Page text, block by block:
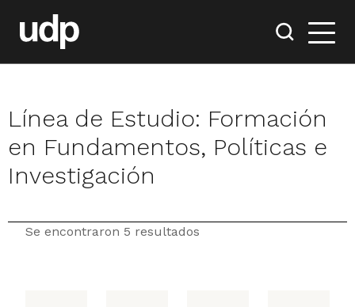
Línea de Estudio: Formación
en Fundamentos, Políticas e
Investigación
Se encontraron 5 resultados